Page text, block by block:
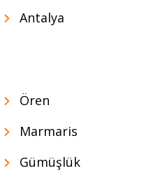
Antalya
Ören
Marmaris
Gümüşlük